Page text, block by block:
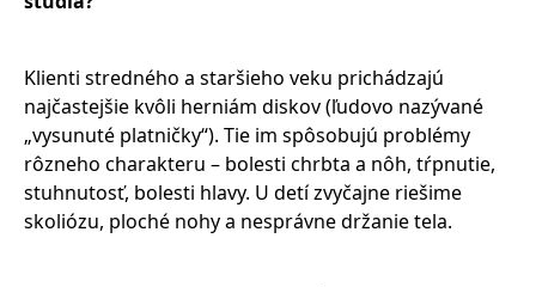
Klienti stredného a staršieho veku prichádzajú
najčastejšie kvôli herniám diskov (ľudovo nazývané
„vysunuté platničky“). Tie im spôsobujú problémy
rôzneho charakteru – bolesti chrbta a nôh, tŕpnutie,
stuhnutosť, bolesti hlavy. U detí zvyčajne riešime
skoliózu, ploché nohy a nesprávne držanie tela.